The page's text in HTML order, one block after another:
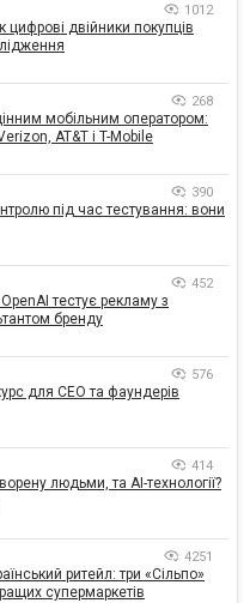
1012
двійники покупців
268
мобільним оператором:
AT&T і T-Mobile
390
під час тестування: вони
452
тестує рекламу з
бренду
576
для CEO та фаундерів
414
людьми, та AI-технології?
4251
ритейл: три «Сільпо»
супермаркетів